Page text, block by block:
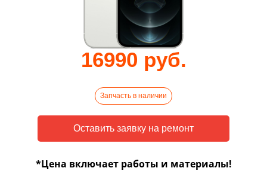
16990 руб.
Запчасть в наличии
*Цена включает работы и материалы!